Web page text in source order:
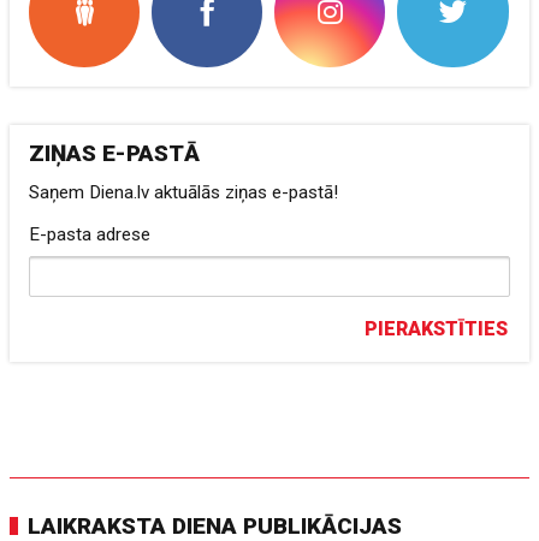
ZIŅAS E-PASTĀ
Saņem Diena.lv aktuālās ziņas e-pastā!
E-pasta adrese
PIERAKSTĪTIES
LAIKRAKSTA DIENA PUBLIKĀCIJAS